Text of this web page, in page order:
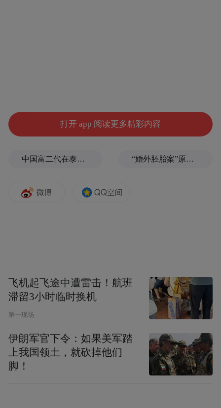
打开 app 阅读更多精彩内容
中国富二代在泰国被杀，嫌犯自首后称“在女友浴室看见他”，真相却没这么简单 “婚外胚胎案”原配妻子求助律师：如何核实胚胎已销毁？伪造结婚证算重婚吗？医院的责任边界在哪？
飞机起飞途中遭雷击！航班
滞留3小时临时换机
第一现场
伊朗军官下令：如果美军踏
上我国领土，就砍掉他们
脚！